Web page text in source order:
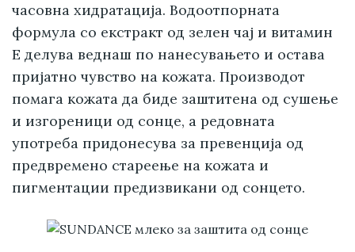
часовна хидратација. Водоотпорната
формула со екстракт од зелен чај и витамин
Е делува веднаш по нанесувањето и остава
пријатно чувство на кожата. Производот
помага кожата да биде заштитена од сушење
и изгореници од сонце, а редовната
употреба придонесува за превенција од
предвремено стареење на кожата и
пигментации предизвикани од сонцето.